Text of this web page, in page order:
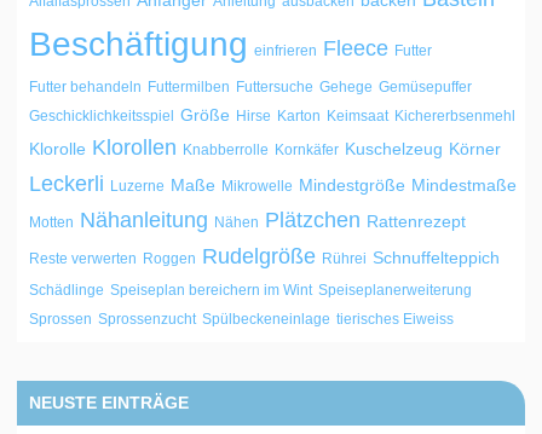
Beschäftigung einfrieren Fleece Futter
Futter behandeln Futtermilben Futtersuche Gehege Gemüsepuffer
Geschicklichkeitsspiel
Größe Hirse Karton Keimsaat Kichererbsenmehl
Klorolle Klorollen Knabberrolle Kornkäfer Kuschelzeug Körner
Leckerli Luzerne Maße Mikrowelle Mindestgröße Mindestmaße
Motten Nähanleitung Nähen Plätzchen Rattenrezept
Reste verwerten Roggen Rudelgröße Rührei Schnuffelteppich
Schädlinge Speiseplan bereichern im Wint Speiseplanerweiterung
Sprossen Sprossenzucht Spülbeckeneinlage tierisches Eiweiss
NEUSTE EINTRÄGE